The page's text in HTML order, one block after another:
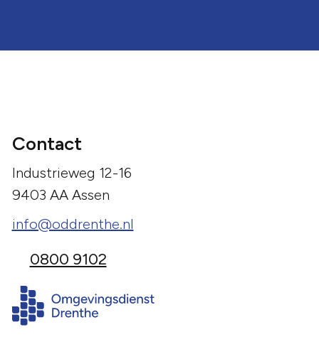
Contact
Industrieweg 12-16
9403 AA Assen
info@oddrenthe.nl
0800 9102